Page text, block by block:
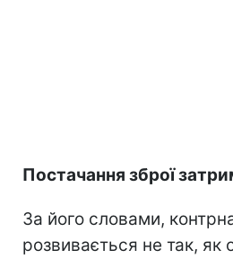
Постачання зброї
За його словами,
розвивається не так, як